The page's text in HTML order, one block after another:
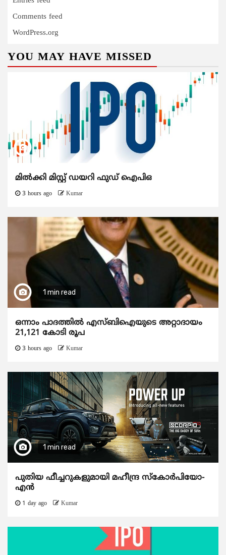
Comments feed
WordPress.org
YOU MAY HAVE MISSED
മിൽക്കി മിസ്റ്റ് ഡയറി ഫുഡ് ഐപിഒ
3 hours ago Kumar
1 min read
ഒന്നാം പാദത്തിൽ എസ്ബിഐയുടെ അറ്റാദായം
21,121 കോടി രൂപ
3 hours ago Kumar
1 min read
പുതിയ ഫീച്ചറുകളുമായി മഹീന്ദ്ര സ്കോർപിയോ-
എൻ
1 day ago Kumar